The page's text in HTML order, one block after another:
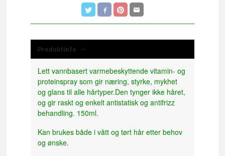
Produktinfo
Lett vannbasert varmebeskyttende vitamin- og
proteinspray som gir næring, styrke, mykhet
og glans til alle hårtyper.Den tynger ikke håret,
og gir raskt og enkelt antistatisk og antifrizz
behandling. 150ml.
Kan brukes både i vått og tørt hår etter behov
og ønske.